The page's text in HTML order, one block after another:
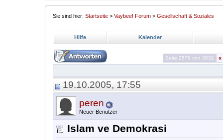
Sie sind hier: Startseite > Vaybee! Forum > Gesellschaft & Soziales
Hilfe Kalender
Seite 2579 von 3532 «
19.10.2005, 17:55
peren
Neuer Benutzer
Islam ve Demokrasi